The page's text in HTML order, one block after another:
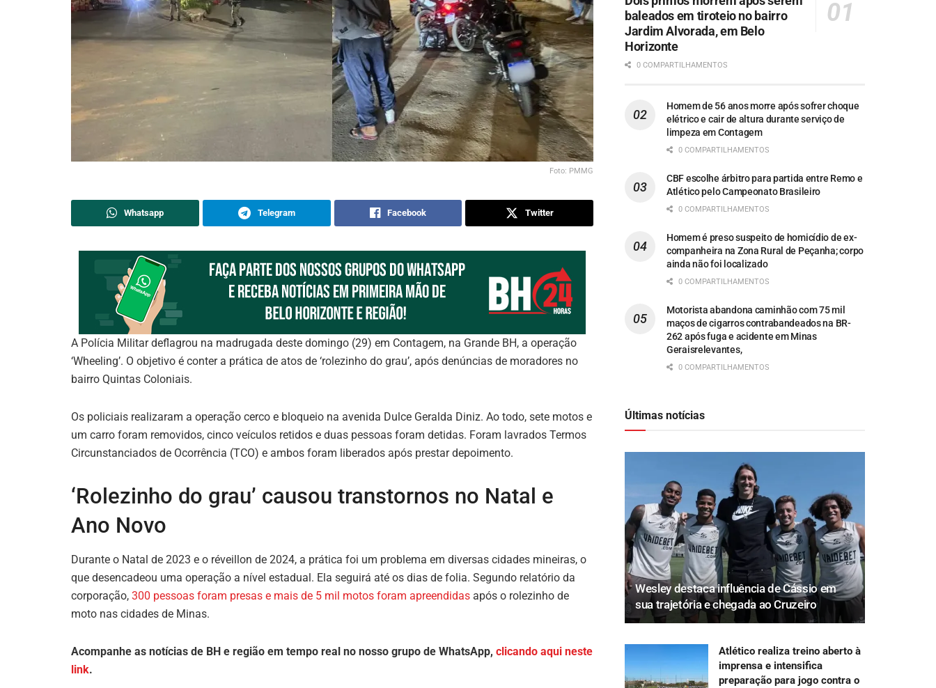
Foto: PMMG
Whatsapp Telegram Facebook Twitter
A Polícia Militar deflagrou na madrugada deste domingo (29) em Contagem, na Grande BH, a operação
‘Wheeling’. O objetivo é conter a prática de atos de ‘rolezinho do grau’, após denúncias de moradores no
bairro Quintas Coloniais.
Os policiais realizaram a operação cerco e bloqueio na avenida Dulce Geralda Diniz. Ao todo, sete motos e
um carro foram removidos, cinco veículos retidos e duas pessoas foram detidas. Foram lavrados Termos
Circunstanciados de Ocorrência (TCO) e ambos foram liberados após prestar depoimento.
‘Rolezinho do grau’ causou transtornos no Natal e
Ano Novo
Durante o Natal de 2023 e o réveillon de 2024, a prática foi um problema em diversas cidades mineiras, o
que desencadeou uma operação a nível estadual. Ela seguirá até os dias de folia. Segundo relatório da
corporação, 300 pessoas foram presas e mais de 5 mil motos foram apreendidas após o rolezinho de
moto nas cidades de Minas.
Acompanhe as notícias de BH e região em tempo real no nosso grupo de WhatsApp, clicando aqui neste
link.
baleados em tiroteio no bairro
Jardim Alvorada, em Belo
Horizonte
0 COMPARTILHAMENTOS
Homem de 56 anos morre após sofrer choque
elétrico e cair de altura durante serviço de
limpeza em Contagem
0 COMPARTILHAMENTOS
CBF escolhe árbitro para partida entre Remo e
Atlético pelo Campeonato Brasileiro
0 COMPARTILHAMENTOS
Homem é preso suspeito de homicídio de ex-
companheira na Zona Rural de Peçanha; corpo
ainda não foi localizado
0 COMPARTILHAMENTOS
Motorista abandona caminhão com 75 mil
maços de cigarros contrabandeados na BR-
262 após fuga e acidente em Minas
Geraisrelevantes,
0 COMPARTILHAMENTOS
Últimas notícias
Wesley destaca influência de Cássio em
sua trajetória e chegada ao Cruzeiro
Atlético realiza treino aberto à
imprensa e intensifica
preparação para jogo contra o